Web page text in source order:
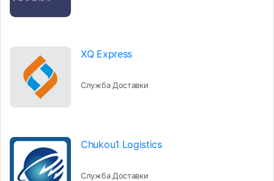
XQ Express
Служба Доставки
Chukou1 Logistics
Служба Доставки